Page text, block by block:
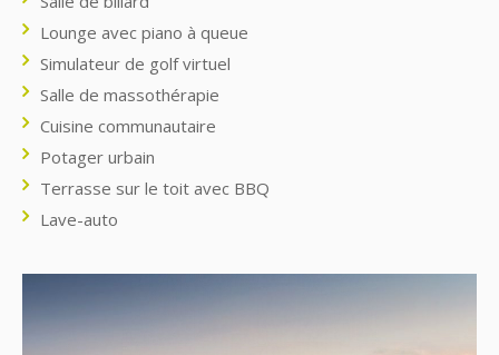
Lounge avec piano à queue
Simulateur de golf virtuel
Salle de massothérapie
Cuisine communautaire
Potager urbain
Terrasse sur le toit avec BBQ
Lave-auto